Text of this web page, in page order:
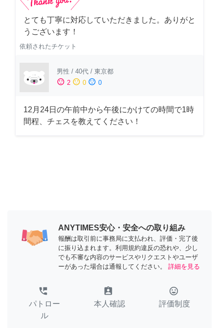
とても丁寧に対応していただきました。ありがと
うございます！
依頼されたチケット
男性 / 40代 / 東京都
sentiment_satisfied 2 sentiment_neutral 0 sentiment_dissatisfied 0
12月24日の午前中から午後にかけての時間で1時
間程、チェスを教えてください！
ANYTIMES安心・安全への取り組み
報酬は取引前に事務局に支払われ、評価・完了後
に振り込まれます。利用規約違反の恐れや、少し
でも不審な内容のサービスやリクエストやユーザ
ーがあった場合は通報してください。
詳細を見る
perm_phone_msg
パトロー
ル
assignment_ind
本人確認
tag_faces
評価制度